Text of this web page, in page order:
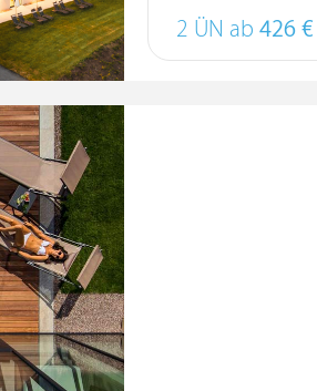
2 ÜN ab 426 €